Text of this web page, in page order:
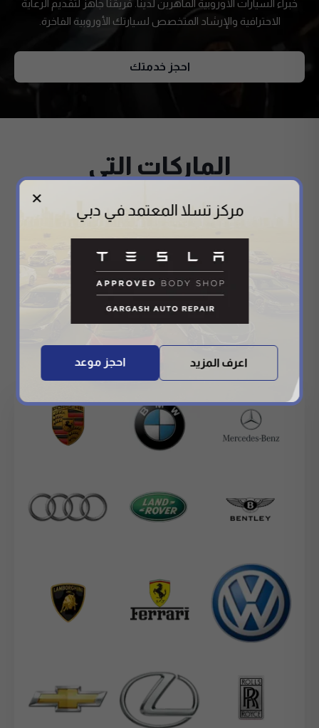
خبراء السيارات الأوروبية الماهرين لدينا. فريقنا جاهز لتقديم الرعاية
الاحترافية والإرشاد المتخصص لسيارتك الأوروبية الفاخرة.
احجز خدمتك
الماركات التي
نتخصص فيها
At Gargash Auto, we specialize in offering expert services
a BMW, Mercedes-Benz, Audi, Porsche, or Jaguar, our
Premium European Car Experts Dubai provide tailored
✕
مركز تسلا المعتمد في دبي
احجز موعد اعرف المزيد